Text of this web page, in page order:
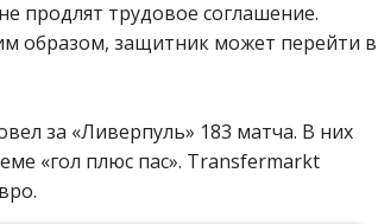
продлят трудовое соглашение.
образом, защитник может перейти в
за «Ливерпуль» 183 матча. В них
«гол плюс пас». Transfermarkt